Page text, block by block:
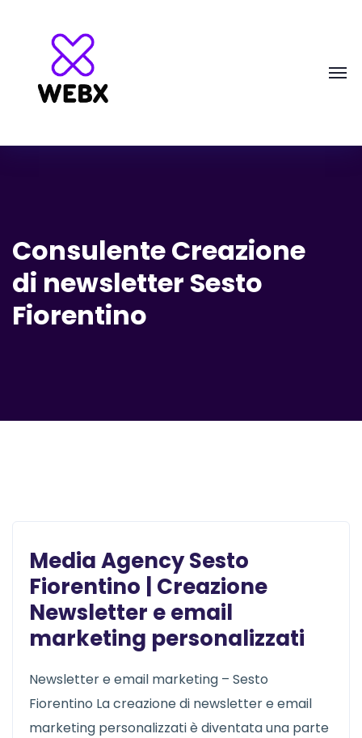
Consulente Creazione
di newsletter Sesto
Fiorentino
Media Agency Sesto
Fiorentino | Creazione
Newsletter e email
marketing personalizzati
Newsletter e email marketing – Sesto
Fiorentino La creazione di newsletter e email
marketing personalizzati è diventata una parte